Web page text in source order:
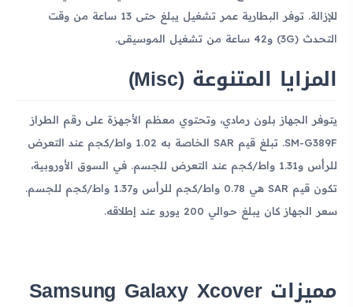
للإزالة. توفر البطارية عمر تشغيل يبلغ حتى 13 ساعة من وقت
التحدث (3G) و42 ساعة من تشغيل الموسيقى.
المزايا المتنوعة (Misc)
يتوفر الجهاز بلون رمادي، وتحتوي معظم الأجهزة على رقم الطراز
SM-G389F. تبلغ قيم SAR الخاصة به 1.02 واط/كجم عند التعرض
للرأس و1.31 واط/كجم عند التعرض للجسم. في السوق الأوروبية،
تكون قيم SAR هي 0.78 واط/كجم للرأس و1.37 واط/كجم للجسم.
سعر الجهاز كان يبلغ حوالي 200 يورو عند إطلاقه.
مميزات Samsung Galaxy Xcover